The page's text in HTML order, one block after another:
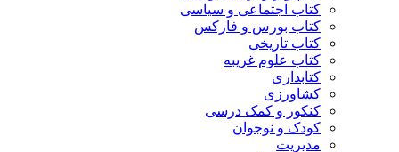
کتاب اجتماعی و سیاسی
کتاب بورس و فارکس
کتاب تاریخی
کتاب علوم غریبه
کتابداری
کشاورزی
کنکور و کمک‌ درسی
کودک و نوجوان
مدیریت